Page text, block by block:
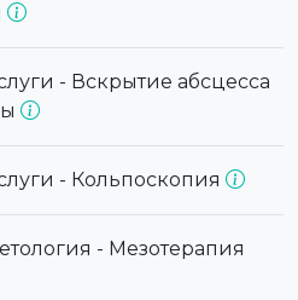
- Вскрытие абсцесса
- Кольпоскопия
- Мезотерапия